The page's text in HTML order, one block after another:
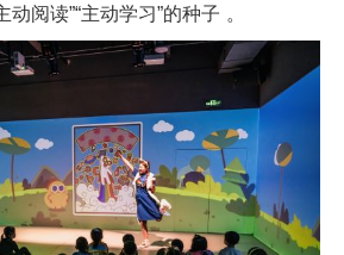
阅读”“主动学习”的种子 。